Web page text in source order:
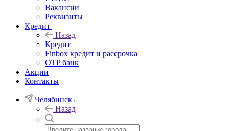
Вакансии
Реквизиты
Кредит
Назад
Кредит
Finbox кредит и рассрочка
OTP банк
Акции
Контакты
Челябинск
Назад